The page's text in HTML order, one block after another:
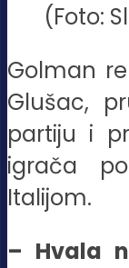
(Foto:
Golman
Glušac,
partiju i
igrača
Italijom.
– Hvala